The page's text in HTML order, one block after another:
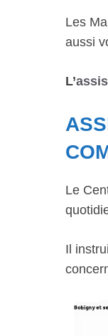
Les
aussi
L’
Le
Il